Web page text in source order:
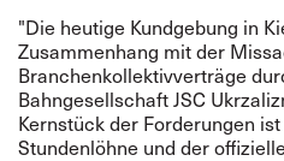
"Die heutige Kundgebung in
Zusammenhang mit der
Branchenkollektivverträge
Bahngesellschaft JSC
Kernstück der Forderungen
Stundenlöhne und der